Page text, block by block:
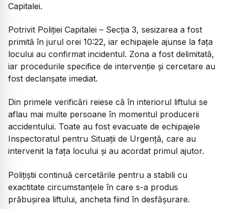
Capitalei.
Potrivit Poliției Capitalei – Secția 3, sesizarea a fost
primită în jurul orei 10:22, iar echipajele ajunse la fața
locului au confirmat incidentul. Zona a fost delimitată,
iar procedurile specifice de intervenție și cercetare au
fost declanșate imediat.
Din primele verificări reiese că în interiorul liftului se
aflau mai multe persoane în momentul producerii
accidentului. Toate au fost evacuate de echipajele
Inspectoratul pentru Situații de Urgență, care au
intervenit la fața locului și au acordat primul ajutor.
Polițiștii continuă cercetările pentru a stabili cu
exactitate circumstanțele în care s-a produs
prăbușirea liftului, ancheta fiind în desfășurare.